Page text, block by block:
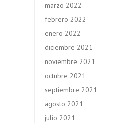
marzo 2022
febrero 2022
enero 2022
diciembre 2021
noviembre 2021
octubre 2021
septiembre 2021
agosto 2021
julio 2021